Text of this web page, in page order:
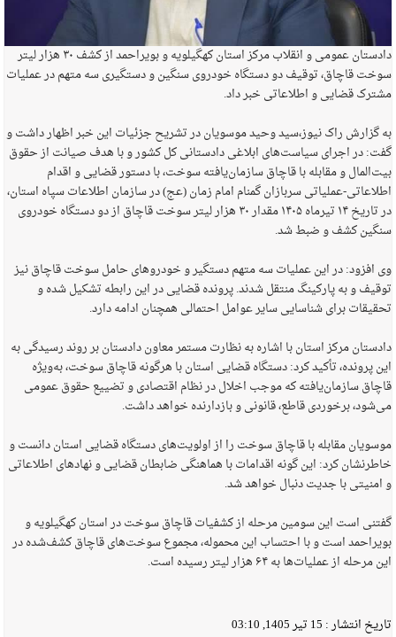
دادستان عمومی و انقلاب مرکز استان کهگیلویه و بویراحمد از کشف ۳۰ هزار لیتر
سوخت قاچاق، توقیف دو دستگاه خودروی سنگین و دستگیری سه متهم در عملیات
مشترک قضایی و اطلاعاتی خبر داد.
به گزارش راک نیوز،سید وحید موسویان در تشریح جزئیات این خبر اظهار داشت و
گفت: در اجرای سیاست‌های ابلاغی دادستانی کل کشور و با هدف صیانت از حقوق
بیت‌المال و مقابله با قاچاق سازمان‌یافته سوخت، با دستور قضایی و اقدام
اطلاعاتی-عملیاتی سربازان گمنام امام زمان (عج) در سازمان اطلاعات سپاه استان،
در تاریخ ۱۴ تیرماه ۱۴۰۵ مقدار ۳۰ هزار لیتر سوخت قاچاق از دو دستگاه خودروی
سنگین کشف و ضبط شد.
وی افزود: در این عملیات سه متهم دستگیر و خودرو‌های حامل سوخت قاچاق نیز
توقیف و به پارکینگ منتقل شدند. پرونده قضایی در این رابطه تشکیل شده و
تحقیقات برای شناسایی سایر عوامل احتمالی همچنان ادامه دارد.
دادستان مرکز استان با اشاره به نظارت مستمر معاون دادستان بر روند رسیدگی به
این پرونده، تأکید کرد: دستگاه قضایی استان با هرگونه قاچاق سوخت، به‌ویژه
قاچاق سازمان‌یافته که موجب اخلال در نظام اقتصادی و تضییع حقوق عمومی
می‌شود، برخوردی قاطع، قانونی و بازدارنده خواهد داشت.
موسویان مقابله با قاچاق سوخت را از اولویت‌های دستگاه قضایی استان دانست و
خاطرنشان کرد: این گونه اقدامات با هماهنگی ضابطان قضایی و نهاد‌های اطلاعاتی
و امنیتی با جدیت دنبال خواهد شد.
گفتنی است این سومین مرحله از کشفیات قاچاق سوخت در استان کهگیلویه و
بویراحمد است و با احتساب این محموله، مجموع سوخت‌های قاچاق کشف‌شده در
این مرحله از عملیات‌ها به ۶۴ هزار لیتر رسیده است.
تاریخ انتشار : 15 تیر 1405, 03:10